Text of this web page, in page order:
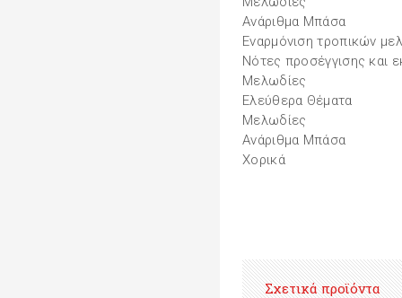
Ανάριθμα Μπάσα
Εναρμόνιση τροπικών
Νότες προσέγγισης και
Μελωδίες
Ελεύθερα Θέματα
Μελωδίες
Ανάριθμα Μπάσα
Χορικά
Σχετικά προϊόντα